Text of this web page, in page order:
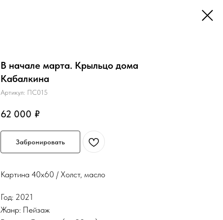
В начале марта. Крыльцо дома
Кабалкина
Артикул: ПС015
62 000 ₽
Забронировать
Картина 40х60 / Холст, масло
Год: 2021
Жанр: Пейзаж